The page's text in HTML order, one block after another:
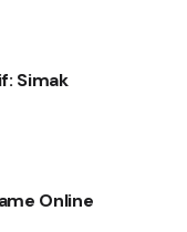
Simak
Online